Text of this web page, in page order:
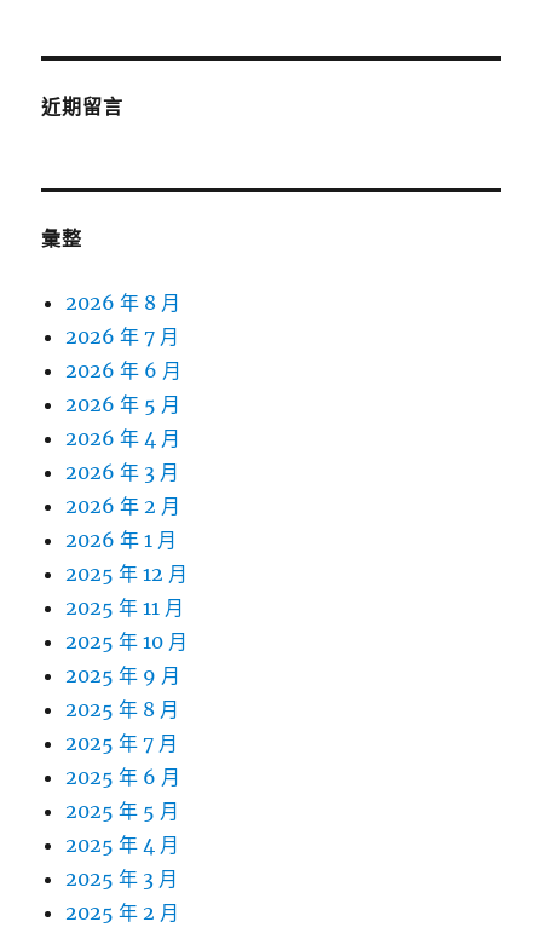
近期留言
彙整
2026 年 8 月
2026 年 7 月
2026 年 6 月
2026 年 5 月
2026 年 4 月
2026 年 3 月
2026 年 2 月
2026 年 1 月
2025 年 12 月
2025 年 11 月
2025 年 10 月
2025 年 9 月
2025 年 8 月
2025 年 7 月
2025 年 6 月
2025 年 5 月
2025 年 4 月
2025 年 3 月
2025 年 2 月